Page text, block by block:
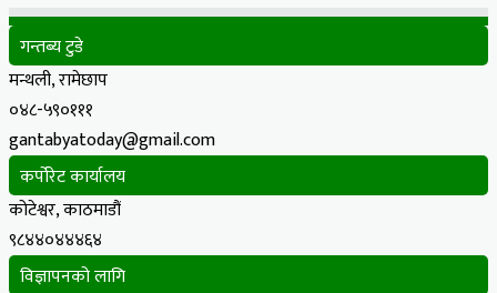
गन्तब्य टुडे
मन्थली, रामेछाप
०४८-५९०१११
gantabyatoday@gmail.com
कर्पोरेट कार्यालय
कोटेश्वर, काठमाडौं
९८४४०४४४६४
विज्ञापनको लागि